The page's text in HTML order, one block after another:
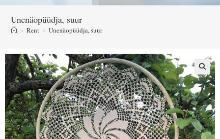
Unenäopüüdja, suur
> Rent > Unenäopüüdja, suur